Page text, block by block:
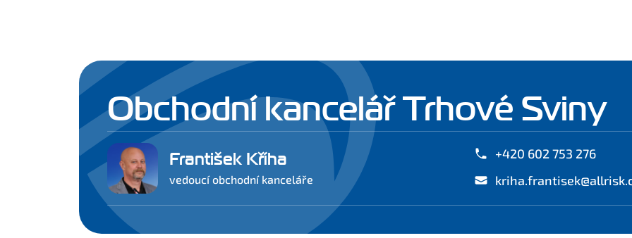
Obchodní kancelář Trhové Sviny
František Kříha
vedoucí obchodní kanceláře
+420 602 753 276